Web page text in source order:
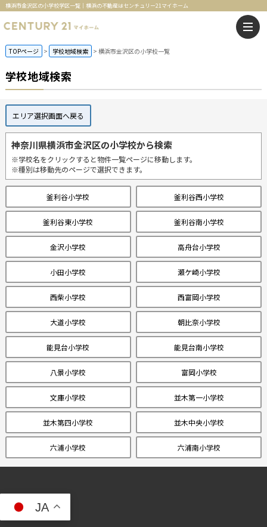
横浜市金沢区の小学校学区一覧｜横浜の不動産はセンチュリー21マイホーム
TOPページ 学校地域検索 横浜市金沢区の小学校一覧
学校地域検索
エリア選択画面へ戻る
神奈川県横浜市金沢区の小学校から検索
※学校名をクリックすると物件一覧ページに移動します。
※種別は移動先のページで選択できます。
釜利谷小学校 釜利谷西小学校
釜利谷東小学校 釜利谷南小学校
金沢小学校 高舟台小学校
小田小学校 瀬ケ崎小学校
西柴小学校 西富岡小学校
大道小学校 朝比奈小学校
能見台小学校 能見台南小学校
八景小学校 富岡小学校
文庫小学校 並木第一小学校
並木第四小学校 並木中央小学校
六浦小学校 六浦南小学校
JA